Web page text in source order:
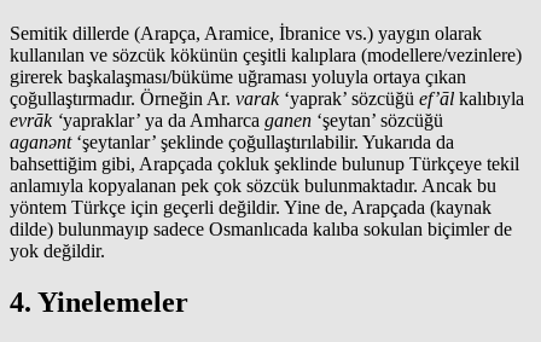
Semitik dillerde (Arapça, Aramice, İbranice vs.) yaygın olarak
kullanılan ve sözcük kökünün çeşitli kalıplara (modellere/vezinlere)
girerek başkalaşması/büküme uğraması yoluyla ortaya çıkan
çoğullaştırmadır. Örneğin Ar. varak ‘yaprak’ sözcüğü ef’āl kalıbıyla
evrāk ‘yapraklar’ ya da Amharca ganen ‘şeytan’ sözcüğü
aganənt ‘şeytanlar’ şeklinde çoğullaştırılabilir. Yukarıda da
bahsettiğim gibi, Arapçada çokluk şeklinde bulunup Türkçeye tekil
anlamıyla kopyalanan pek çok sözcük bulunmaktadır. Ancak bu
yöntem Türkçe için geçerli değildir. Yine de, Arapçada (kaynak
dilde) bulunmayıp sadece Osmanlıcada kalıba sokulan biçimler de
yok değildir.
4. Yinelemeler